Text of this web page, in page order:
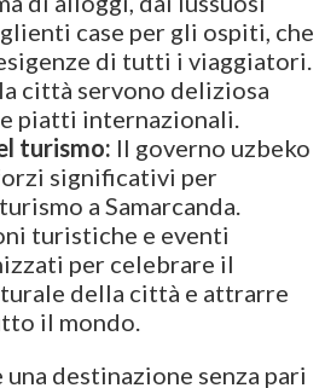
case per gli ospiti, che
di tutti i viaggiatori.
città servono deliziosa
piatti internazionali.
turismo: Il governo uzbeko
significativi per
a Samarcanda.
turistiche e eventi
per celebrare il
della città e attrarre
il mondo.
una destinazione senza pari